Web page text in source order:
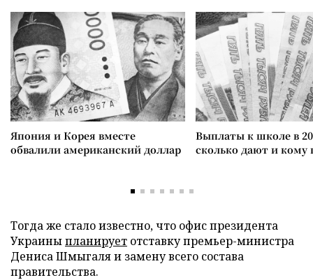
Япония и Корея вместе
обвалили американский доллар
Выплаты к школе в
сколько дают и
Тогда же стало известно, что офис президента
Украиныпланирует отставку премьер-министра
Дениса Шмыгаля и замену всего состава
правительства.